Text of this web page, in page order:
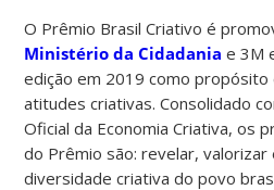
O Prêmio Brasil Criativo é
Ministério da Cidadania e 3M
edição em 2019 como propósito
atitudes criativas. Consolidado
Oficial da Economia Criativa, os
do Prêmio são: revelar,
diversidade criativa do povo